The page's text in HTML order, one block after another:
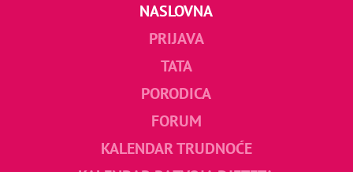
NASLOVNA
PRIJAVA
TATA
PORODICA
FORUM
KALENDAR TRUDNOĆE